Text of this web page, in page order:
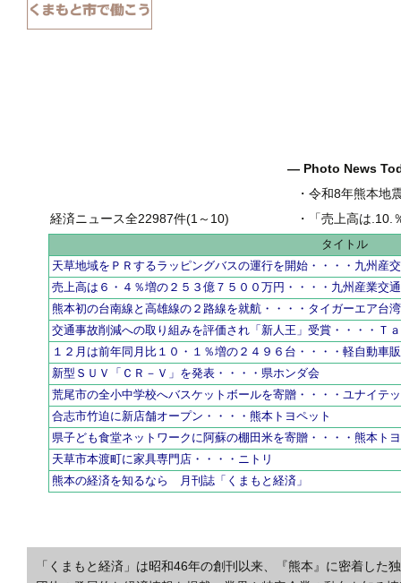
― Photo News
・令和8年熊本地
・
「売上高は.10.％増の
経済ニュース全22987件(1～10)
タイトル
天草地域をＰＲするラッピングバスの運行を開始・・・・九州産
売上高は６・４％増の２５３億７５００万円・・・・九州産業交
熊本初の台南線と高雄線の２路線を就航・・・・タイガーエア台湾
交通事故削減への取り組みを評価され「新人王」受賞・・・・Ｔ
１２月は前年同月比１０・１％増の２４９６台・・・・軽自動車
新型ＳＵＶ「ＣＲ－Ｖ」を発表・・・・県ホンダ会
荒尾市の全小中学校へバスケットボールを寄贈・・・・ユナイテ
合志市竹迫に新店舗オープン・・・・熊本トヨペット
県子ども食堂ネットワークに阿蘇の棚田米を寄贈・・・・熊本ト
天草市本渡町に家具専門店・・・・ニトリ
熊本の経済を知るなら 月刊誌「くまもと経済」
「くまもと経済」は昭和46年の創刊以来、『熊本』に密着し